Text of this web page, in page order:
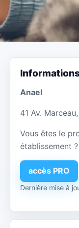
Anael
41 Av.
Vous êtes le
établissement ?
accès PRO
Dernière mise à